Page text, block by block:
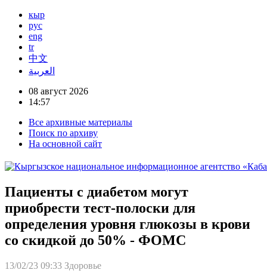
кыр
рус
eng
tr
中文
العربية
08 август 2026
14:57
Все архивные материалы
Поиск по архиву
На основной сайт
Пациенты с диабетом могут
приобрести тест-полоски для
определения уровня глюкозы в крови
со скидкой до 50% - ФОМС
13/02/23 09:33 Здоровье